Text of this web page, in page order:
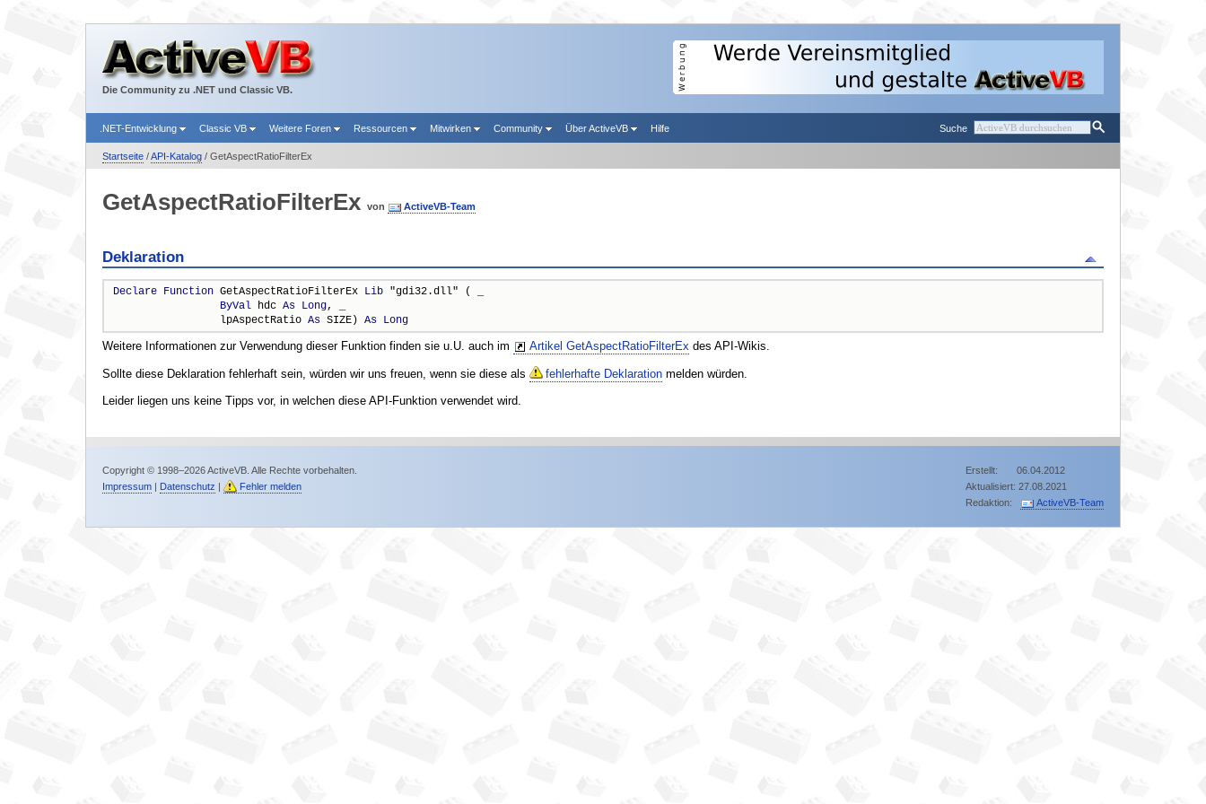
Die Community zu .NET und Classic VB.
Suche
.NET-Entwicklung Classic VB Weitere Foren Ressourcen Mitwirken Community Über ActiveVB Hilfe
Startseite/API-Katalog/ GetAspectRatioFilterEx
GetAspectRatioFilterEx von ActiveVB-Team
Deklaration
Declare Function GetAspectRatioFilterEx Lib "gdi32.dll" ( _
ByVal hdc As Long, _
                 lpAspectRatio
As SIZE) As Long
Weitere Informationen zur Verwendung dieser Funktion finden sie u.U. auch im Artikel GetAspectRatioFilterEx des API-Wikis.
Sollte diese Deklaration fehlerhaft sein, würden wir uns freuen, wenn sie diese als fehlerhafte Deklarationmelden würden.
Leider liegen uns keine Tipps vor, in welchen diese API-Funktion verwendet wird.
Erstellt: 06.04.2012
Aktualisiert: 27.08.2021
Redaktion:
ActiveVB-Team
Copyright © 1998–2026 ActiveVB. Alle Rechte vorbehalten.
Impressum| Datenschutz Fehler melden